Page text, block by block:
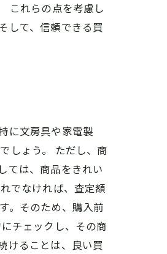
これらの点を考慮し
して、信頼できる買
に文房具や家電製
しょう。 ただし、商
ては、商品をきれい
でなければ、査定額
。そのため、購入前
チェックし、その商
けることは、良い買